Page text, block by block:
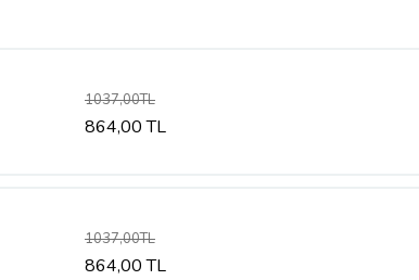
1037,00TL
864,00 TL
1037,00TL
864,00 TL